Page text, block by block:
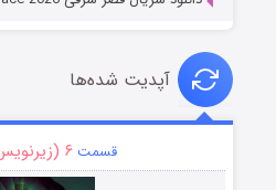
آپدیت شده‌ها
قسمت ۶ (زیرنویس)